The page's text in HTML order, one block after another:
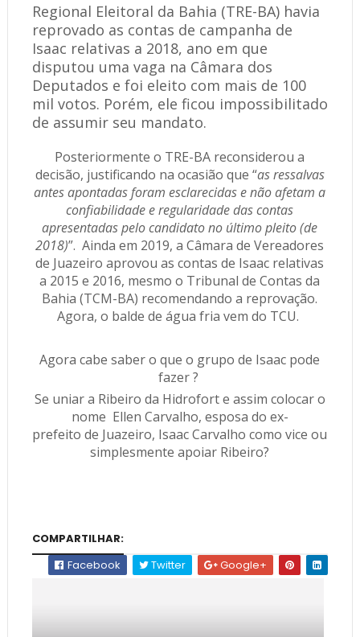
Regional Eleitoral da Bahia (TRE-BA) havia
reprovado as contas de campanha de
Isaac relativas a 2018, ano em que
disputou uma vaga na Câmara dos
Deputados e foi eleito com mais de 100
mil votos. Porém, ele ficou impossibilitado
de assumir seu mandato.
Posteriormente o TRE-BA reconsiderou a
decisão, justificando na ocasião que “as ressalvas
antes apontadas foram esclarecidas e não afetam a
confiabilidade e regularidade das contas
apresentadas pelo candidato no último pleito (de
2018)”. Ainda em 2019, a Câmara de Vereadores
de Juazeiro aprovou as contas de Isaac relativas
a 2015 e 2016, mesmo o Tribunal de Contas da
Bahia (TCM-BA) recomendando a reprovação.
Agora, o balde de água fria vem do TCU.
Agora cabe saber o que o grupo de Isaac pode
fazer ?
Se uniar a Ribeiro da Hidrofort e assim colocar o
nome Ellen Carvalho, esposa do ex-
prefeito de Juazeiro, Isaac Carvalho como vice ou
simplesmente apoiar Ribeiro?
COMPARTILHAR:
Facebook
Twitter Google+